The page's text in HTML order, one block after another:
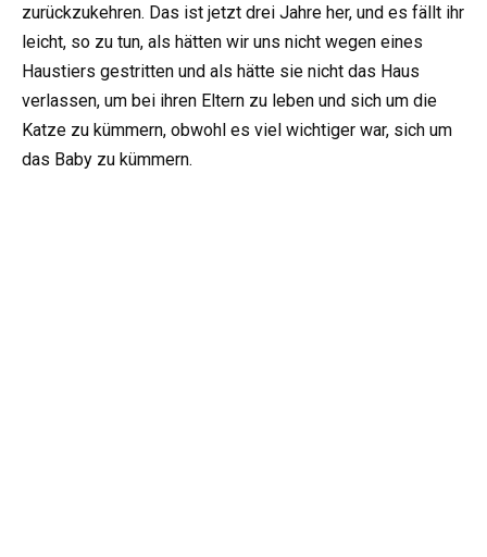
zurückzukehren. Das ist jetzt drei Jahre her, und es fällt ihr
leicht, so zu tun, als hätten wir uns nicht wegen eines
Haustiers gestritten und als hätte sie nicht das Haus
verlassen, um bei ihren Eltern zu leben und sich um die
Katze zu kümmern, obwohl es viel wichtiger war, sich um
das Baby zu kümmern.